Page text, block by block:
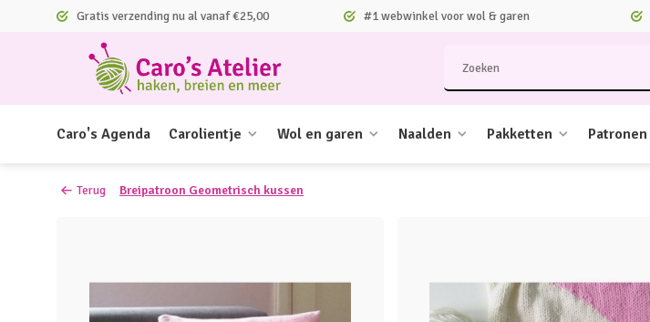
Gratis verzending nu al vanaf €25,00 #1 webwinkel voor wol & garen
Caro's Agenda Carolientje Wol en garen Naalden Pakketten Patronen
Terug Breipatroon Geometrisch kussen